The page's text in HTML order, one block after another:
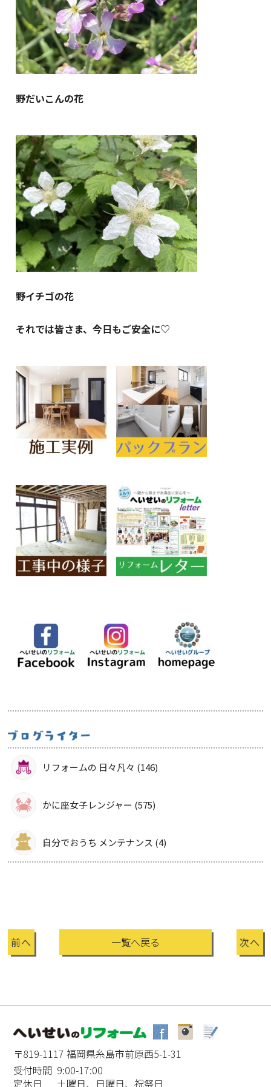
野だいこんの花
野イチゴの花
それでは皆さま、今日もご安全に♡
リフォームの 日々凡々 (146)
かに座女子レンジャー (575)
自分でおうち メンテナンス (4)
前へ 一覧へ戻る 次へ
〒819-1117 福岡県糸島市前原西5-1-31
受付時間 9:00-17:00
定休日 土曜日、日曜日、祝祭日